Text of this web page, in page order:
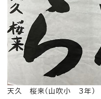
天久 桜来（山吹小 3年）